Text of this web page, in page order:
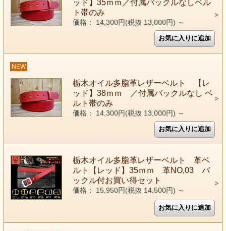
ッド】35ｍｍ／付属バックルなしベル
ト帯のみ
価格： 14,300円(税抜 13,000円) ～
NEW
栃木オイル多脂革レザーベルト 【レ
ッド】38ｍｍ ／付属バックルなし ベ
ルト帯のみ
価格： 14,300円(税抜 13,000円) ～
栃木オイル多脂革レザーベルト 革ベ
ルト【レッド】35ｍｍ 革NO,03 バ
ックル付お買い得セット
価格： 15,950円(税抜 14,500円) ～